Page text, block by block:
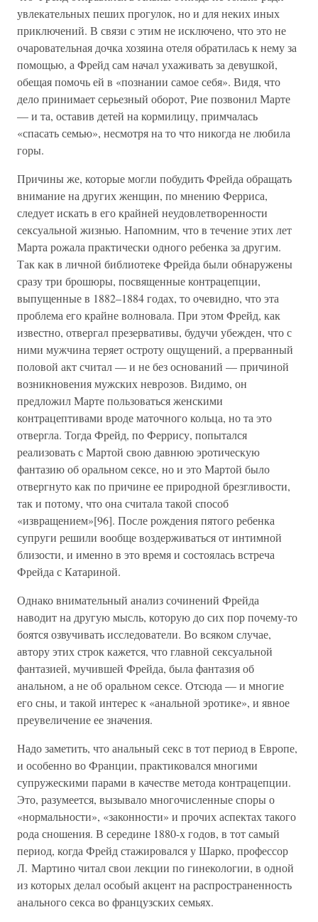
увлекательных пеших прогулок, но и для неких иных
приключений. В связи с этим не исключено, что это не
очаровательная дочка хозяина отеля обратилась к нему за
помощью, а Фрейд сам начал ухаживать за девушкой,
обещая помочь ей в «познании самое себя». Видя, что
дело принимает серьезный оборот, Рие позвонил Марте
— и та, оставив детей на кормилицу, примчалась
«спасать семью», несмотря на то что никогда не любила
горы.
Причины же, которые могли побудить Фрейда обращать
внимание на других женщин, по мнению Ферриса,
следует искать в его крайней неудовлетворенности
сексуальной жизнью. Напомним, что в течение этих лет
Марта рожала практически одного ребенка за другим.
Так как в личной библиотеке Фрейда были обнаружены
сразу три брошюры, посвященные контрацепции,
выпущенные в 1882–1884 годах, то очевидно, что эта
проблема его крайне волновала. При этом Фрейд, как
известно, отвергал презервативы, будучи убежден, что с
ними мужчина теряет остроту ощущений, а прерванный
половой акт считал — и не без оснований — причиной
возникновения мужских неврозов. Видимо, он
предложил Марте пользоваться женскими
контрацептивами вроде маточного кольца, но та это
отвергла. Тогда Фрейд, по Феррису, попытался
реализовать с Мартой свою давнюю эротическую
фантазию об оральном сексе, но и это Мартой было
отвергнуто как по причине ее природной брезгливости,
так и потому, что она считала такой способ
«извращением»[96]. После рождения пятого ребенка
супруги решили вообще воздерживаться от интимной
близости, и именно в это время и состоялась встреча
Фрейда с Катариной.
Однако внимательный анализ сочинений Фрейда
наводит на другую мысль, которую до сих пор почему-то
боятся озвучивать исследователи. Во всяком случае,
автору этих строк кажется, что главной сексуальной
фантазией, мучившей Фрейда, была фантазия об
анальном, а не об оральном сексе. Отсюда — и многие
его сны, и такой интерес к «анальной эротике», и явное
преувеличение ее значения.
Надо заметить, что анальный секс в тот период в Европе,
и особенно во Франции, практиковался многими
супружескими парами в качестве метода контрацепции.
Это, разумеется, вызывало многочисленные споры о
«нормальности», «законности» и прочих аспектах такого
рода сношения. В середине 1880-х годов, в тот самый
период, когда Фрейд стажировался у Шарко, профессор
Л. Мартино читал свои лекции по гинекологии, в одной
из которых делал особый акцент на распространенность
анального секса во французских семьях.